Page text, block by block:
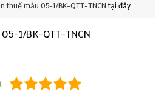
thuế mẫu 05-1/BK-QTT-TNCNtại đây
1/BK-QTT-TNCN